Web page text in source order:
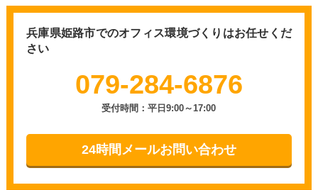
兵庫県姫路市でのオフィス環境づくりはお任せくだ
さい
079-284-6876
受付時間：平日9:00～17:00
24時間メールお問い合わせ